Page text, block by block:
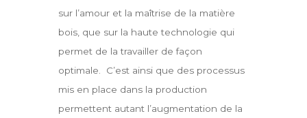
sur l’amour et la maîtrise de la matière
bois, que sur la haute technologie qui
permet de la travailler de façon
optimale. C’est ainsi que des processus
mis en place dans la production
permettent autant l’augmentation de la